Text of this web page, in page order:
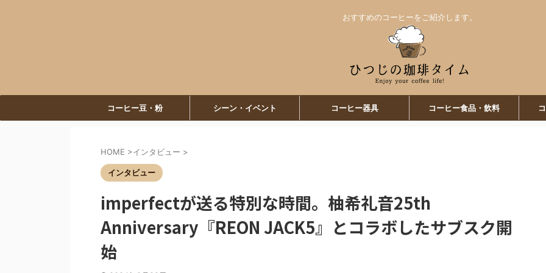
おすすめのコーヒーをご紹介します。
コーヒー豆・粉 シーン・イベント コーヒー器具 コーヒー食品・飲料
HOME >インタビュー >
インタビュー
imperfectが送る特別な時間。柚希礼音25th
Anniversary『REON JACK5』とコラボしたサブスク開
始